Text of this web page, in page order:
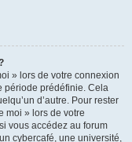
» lors de votre connexion
période prédéfinie. Cela
d’autre. Pour rester
moi » lors de votre
vous accédez au forum
cybercafé, une université,